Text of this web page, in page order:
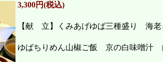
3,300円(税込)
【献 立】くみあげゆば三種盛り 海
ゆばちりめん山椒ご飯 京の白味噌汁